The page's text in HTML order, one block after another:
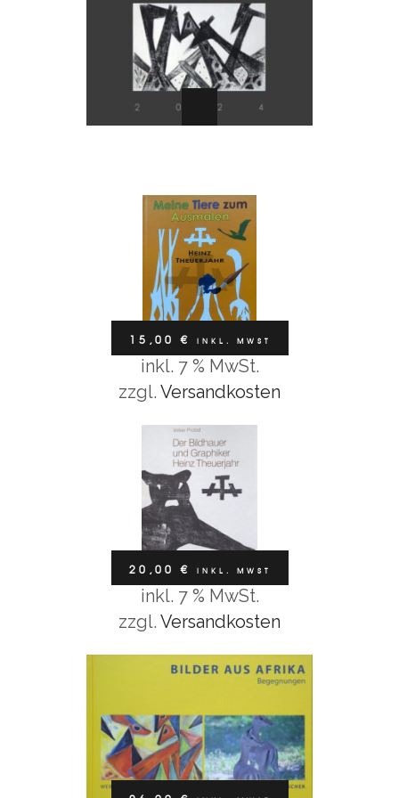
In den Warenkorb
Bücher / Kalender
MALBUCH „MEINE TIERE ZUM
AUSMALEN“
15,00€ INKL. MWST
inkl. 7 % MwSt.
zzgl. Versandkosten
In den Warenkorb
Bücher / Kalender
BUCH „DER BILDHAUER UND
GRAPHIKER HEINZ THEUERJAHR“
20,00€ inkl. MwSt
20,00€ INKL. MWST
inkl. 7 % MwSt.
zzgl. Versandkosten
Bücher / Kalender
BUCH „BILDER AUS AFRIKA“
26,00€ inkl. MwSt